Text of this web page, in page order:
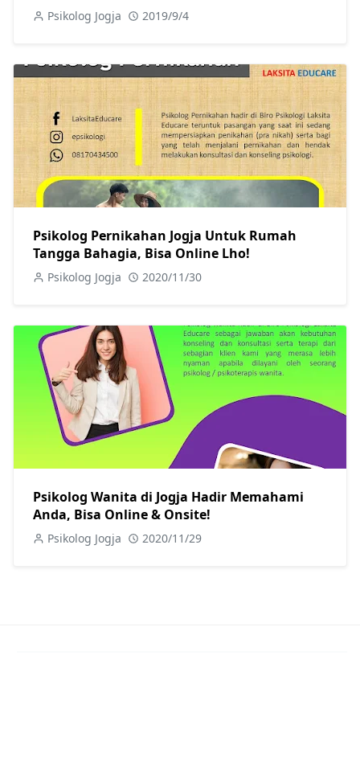
Psikolog Jogja 2019/9/4
Psikolog Pernikahan Jogja Untuk Rumah
Tangga Bahagia, Bisa Online Lho!
Psikolog Jogja 2020/11/30
Psikolog Wanita di Jogja Hadir Memahami
Anda, Bisa Online & Onsite!
Psikolog Jogja 2020/11/29